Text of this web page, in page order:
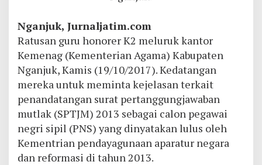
Nganjuk, Jurnaljatim.com
Ratusan guru honorer K2 meluruk kantor
Kemenag (Kementerian Agama) Kabupaten
Nganjuk, Kamis (19/10/2017). Kedatangan
mereka untuk meminta kejelasan terkait
penandatangan surat pertanggungjawaban
mutlak (SPTJM) 2013 sebagai calon pegawai
negri sipil (PNS) yang dinyatakan lulus oleh
Kementrian pendayagunaan aparatur negara
dan reformasi di tahun 2013.